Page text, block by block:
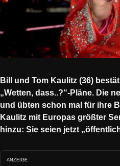
Bill und Tom Kaulitz (36)
„Wetten, dass..?“-Pläne. Die
und übten schon mal für ihre
Kaulitz mit Europas größter
hinzu: Sie seien jetzt
ANZEIGE